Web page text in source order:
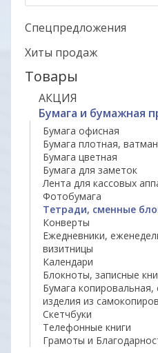
Спецпредложения
Хиты продаж
Товары
АКЦИЯ
Бумага и бумажная
Бумага офисная
Бумага плотная,
Бумага цветная
Бумага для заметок
Лента для кассовых
Фотобумага
Тетради, сменные
Конверты
Ежедневники,
визитницы
Календари
Блокноты, записные
Бумага
изделия из
Скетчбуки
Телефонные книги
Грамоты и